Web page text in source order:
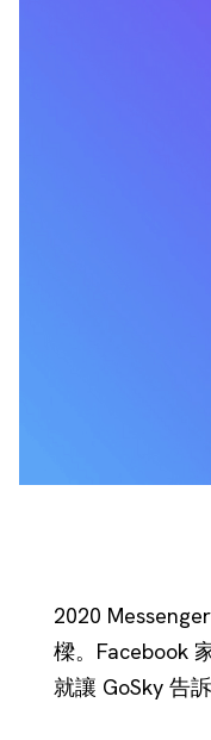
2020
樑。Facebook
就讓 GoSky 告